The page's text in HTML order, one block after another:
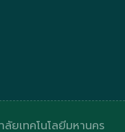
เทคโนโลยีมหานคร